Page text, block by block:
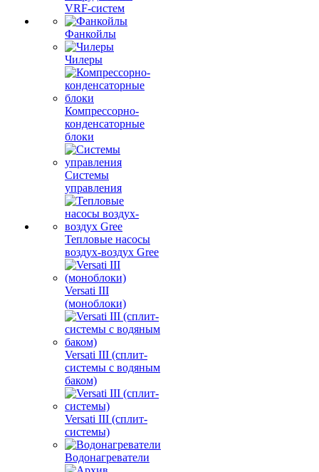
VRF-систем
Фанкойлы
Чилеры
Компрессорно-
конденсаторные
блоки
Системы
управления
Тепловые насосы
воздух-воздух Gree
Versati III
(моноблоки)
Versati III (сплит-
системы с водяным
баком)
Versati III (сплит-
системы)
Водонагреватели